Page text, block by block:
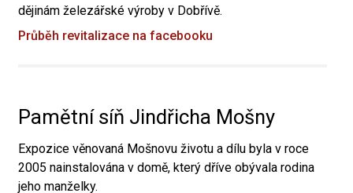
dějinám železářské výroby v Dobřívě.
Průběh revitalizace na facebooku
Pamětní síň Jindřicha Mošny
Expozice věnovaná Mošnovu životu a dílu byla v roce
2005 nainstalována v domě, který dříve obývala rodina
jeho manželky.